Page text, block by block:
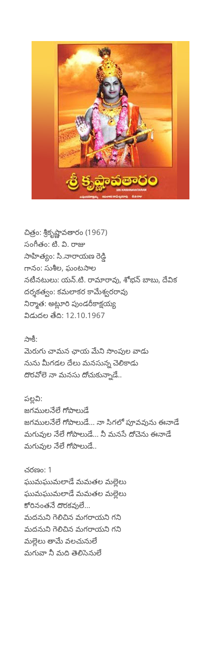
చిత్రం: శ్రీకృష్ణావతారం (1967)
సంగీతం: టి. వి. రాజు
సాహిత్యం: సి.నారాయణ రెడ్డి
గానం: సుశీల, ఘంటసాల
నటీనటులు: యన్.టి. రామారావు, శోభన్ బాబు, దేవిక
దర్శకత్వం: కమలాకర కామేశ్వరరావు
నిర్మాత: అట్లూరి పుండరీకాక్షయ్య
విడుదల తేది: 12.10.1967
సాకీ:
మెరుగు చామన ఛాయ మేని సొంపుల వాడు
నును మీగడల దేలు మనసున్న చెలికాడు
దొరవోలె నా మనసు దోచుకున్నాడే..
పల్లవి:
జగములనేలే గోపాలుడే
జగములనేలే గోపాలుడే... నా సిగలో పూవవును ఈనాడే
మగువుల నేలే గోపాలుడే... నీ మనసే దోచెను ఈనాడే
మగువుల నేలే గోపాలుడే..
చరణం: 1
ఘుమఘుమలాడే మమతల మల్లెలు
ఘుమఘుమలాడే మమతల మల్లెలు
కోరినంతనే దొరకవులే...
మదనుని గెలిచిన మగరాయని గని
మదనుని గెలిచిన మగరాయని గని
మల్లెలు తామే వలచునులే
మగువా నీ మది తెలిసెనులే